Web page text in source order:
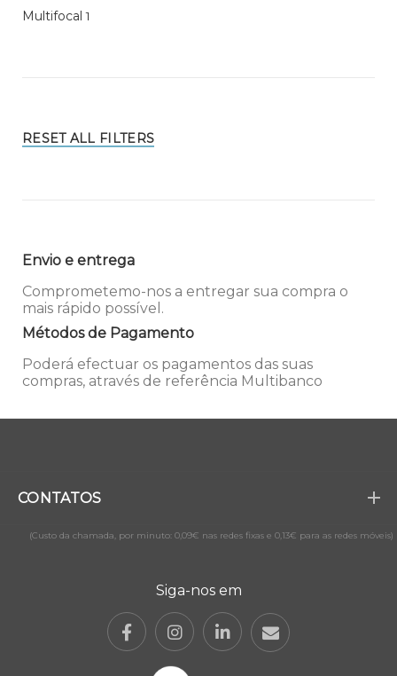
Multifocal 1
RESET ALL FILTERS
Envio e entrega
Comprometemo-nos a entregar sua compra o
mais rápido possível.
Métodos de Pagamento
Poderá efectuar os pagamentos das suas
compras, através de referência Multibanco
CONTATOS
(Custo da chamada, por minuto: 0,09€ nas redes fixas e 0,13€ para as redes móveis)
Siga-nos em